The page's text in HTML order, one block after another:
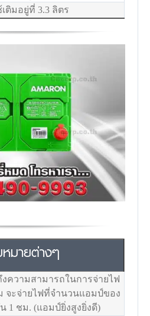
ติมอยู่ที่ 3.3 ลิตร
มายต่างๆ
ความสามารถในการจ่ายไฟ
จะจ่ายไฟที่จำนวนแอมป์ของ
1 ชม. (แอมป์ยิ่งสูงยิ่งดี)